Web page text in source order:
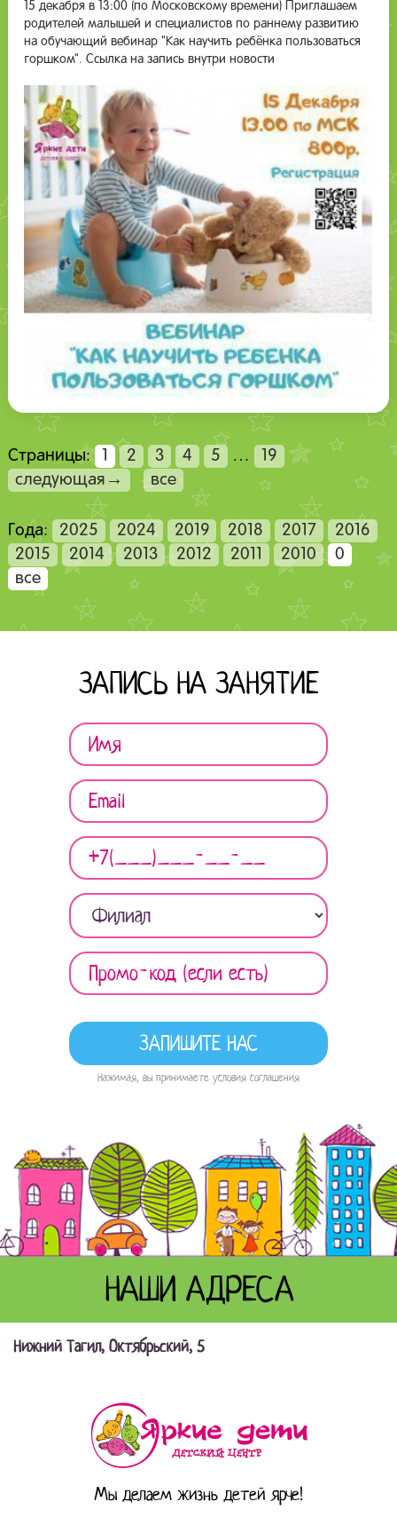
15 декабря в 13:00 (по Московскому времени) Приглашаем
родителей малышей и специалистов по раннему развитию
на обучающий вебинар "Как научить ребёнка пользоваться
горшком". Ссылка на запись внутри новости
Страницы: 1 2 3 4 5 …
19
следующая→
все
Года: 2025 2024 2019 2018 2017
2016
2015
2014 2013 2012 2011 2010
0
все
ЗАПИСЬ НА ЗАНЯТИЕ
Нажимая, вы принимаете условия соглашения
НАШИ АДРЕСА
Нижний Тагил, Октябрьский, 5
Мы делаем жизнь детей ярче!